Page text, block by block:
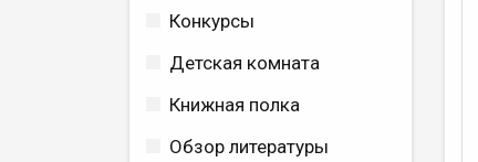
Конкурсы
Детская комната
Книжная полка
Обзор литературы